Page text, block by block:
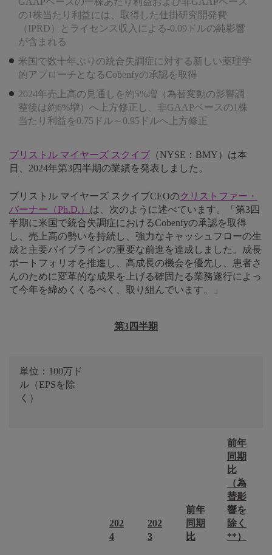
の1株当たり利益には、取得した仕掛研究開発費
（IPRD）とライセンス収入による-0.09ドルの純影響
が含まれる
米国で数十年ぶりの統合失調症に対する新しい薬理学
的アプローチとなるCobenfyの承認を取得
2024年売上高の見通しを約5%増（為替変動の影響調
整後は約6%増）へ上方修正し、非GAAPベースの1株
当たり利益を0.75ドル～0.95ドルへ上方修正
ブリストル マイヤーズ スクイブ （NYSE：BMY）は本
日、2024年第3四半期の業績を発表しました。
ブリストル マイヤーズ スクイブCEOのクリストファー・
バーナー（Ph.D.） は、次のように述べています。「第3四
半期に米国で統合失調症におけるCobenfyの承認を取得
し、売上高の勢いを持続し、強力なキャッシュフローの生
成と主要パイプラインの重要な前進を達成しました。成長
ポートフォリオを推進し、高成長の機会を優先し、患者さ
んのために変革的な成果を上げる確固たる業務遂行によっ
て今年を締めくくるべく、取り組んでいます。」
第3四半期
単位：100万ド
ル（EPSを除
く）
202
4
202
3
前年
同期
比
前年
同期
比
（為
替影
響を
除く
**）